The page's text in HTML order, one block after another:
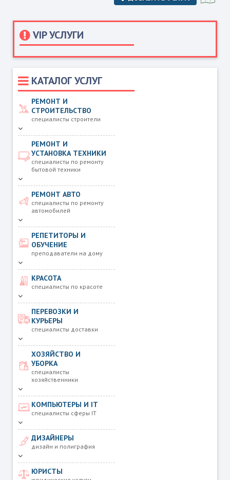
VIP УСЛУГИ
КАТАЛОГ УСЛУГ
РЕМОНТ И
СТРОИТЕЛЬСТВО
специалисты строители
РЕМОНТ И
УСТАНОВКА ТЕХНИКИ
специалисты по ремонту
бытовой техники
РЕМОНТ АВТО
специалисты по ремонту
автомобилей
РЕПЕТИТОРЫ И
ОБУЧЕНИЕ
преподаватели на дому
КРАСОТА
специалисты по красоте
ПЕРЕВОЗКИ И
КУРЬЕРЫ
специалисты доставки
ХОЗЯЙСТВО И
УБОРКА
специалисты
хозяйственники
КОМПЬЮТЕРЫ И IT
специалисты сферы IT
ДИЗАЙНЕРЫ
дизайн и полиграфия
ЮРИСТЫ